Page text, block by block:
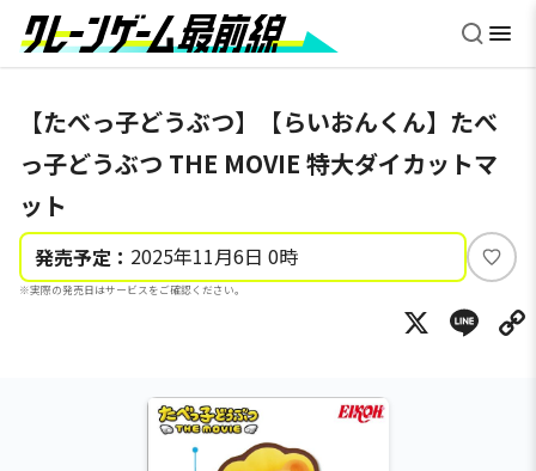
【たべっ子どうぶつ】【らいおんくん】たべ
っ子どうぶつ THE MOVIE 特大ダイカットマ
ット
発売予定： 2025年11月6日 0時
※実際の発売日はサービスをご確認ください。
い
ね
X